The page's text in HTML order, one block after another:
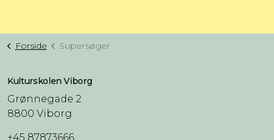
Forside Supersøger
Kulturskolen Viborg
Grønnegade 2
8800 Viborg
+45 87873666